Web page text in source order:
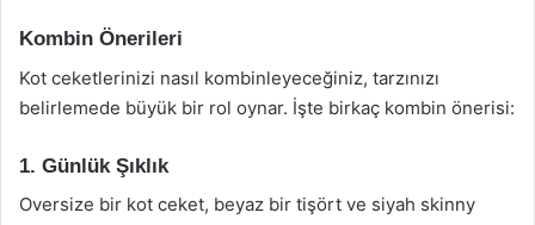
Kombin Önerileri
Kot ceketlerinizi nasıl kombinleyeceğiniz, tarzınızı
belirlemede büyük bir rol oynar. İşte birkaç kombin önerisi:
1. Günlük Şıklık
Oversize bir kot ceket, beyaz bir tişört ve siyah skinny